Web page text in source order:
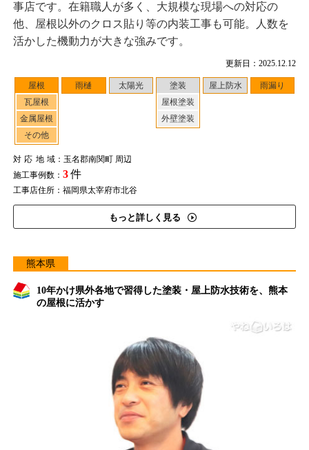
更新日：2025.12.12
屋根
瓦屋根
金属屋根
その他
雨樋 太陽光
塗装
屋根塗装
外壁塗装
屋上防水 雨漏り
対応地域：玉名郡南関町 周辺
施工事例数： 3件
工事店住所：福岡県太宰府市北谷
もっと詳しく見る
事店です。在籍職人が多く、大規模な現場への対応の
他、屋根以外のクロス貼り等の内装工事も可能。人数を
活かした機動力が大きな強みです。
熊本県
10年かけ県外各地で習得した塗装・屋上防水技術を、熊本
の屋根に活かす